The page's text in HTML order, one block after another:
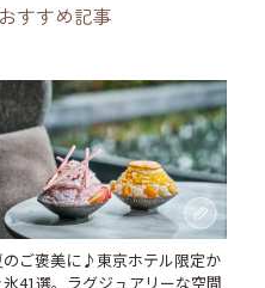
すすめ記事
のご褒美に♪東京ホテル限定か
氷41選。ラグジュアリーな空間